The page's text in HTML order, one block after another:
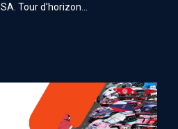
Tour d'horizon...